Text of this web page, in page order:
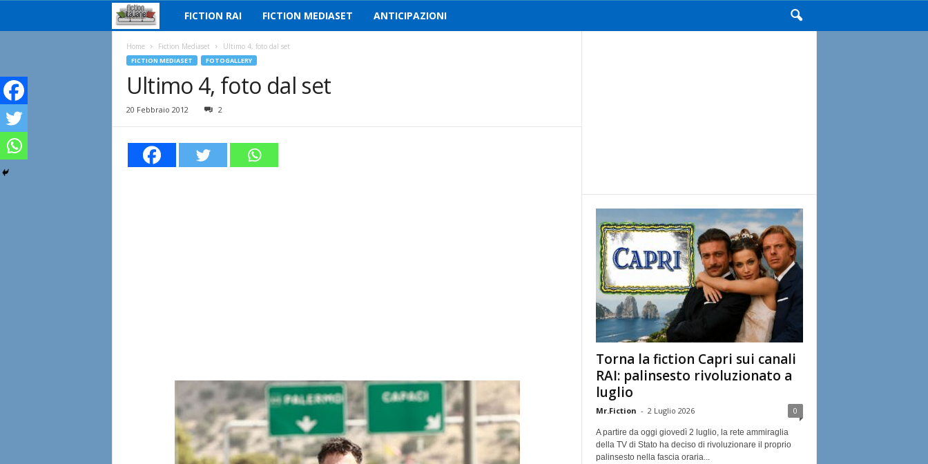
i
t
o
a
n
e
FICTION RAI FICTION MEDIASET ANTICIPAZIONI
Home Fiction Mediaset Ultimo 4, foto dal set
FICTION MEDIASET FOTOGALLERY
Ultimo 4, foto dal set
20 Febbraio 2012 2
Torna la fiction Capri sui canali
RAI: palinsesto rivoluzionato a
luglio
Mr.Fiction - 2 Luglio 2026 0
A partire da oggi giovedì 2 luglio, la rete ammiraglia
della TV di Stato ha deciso di rivoluzionare il proprio
palinsesto nella fascia oraria...